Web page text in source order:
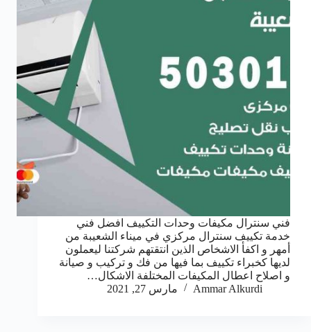
فني سنترال مكيفات وحدات التكييف افضل فني
خدمة تكييف سنترال مركزي في ميناء الشعيبة من
أمهر و اكفأ الاشخاص الذين انتقتهم شركتنا ليعملون
لديها كخبراء تكييف بما فيها من فك و تركيب و صيانة
و اصلاح اعطال المكيفات المختلفة الاشكال…
Ammar Alkurdi
مارس 27, 2021